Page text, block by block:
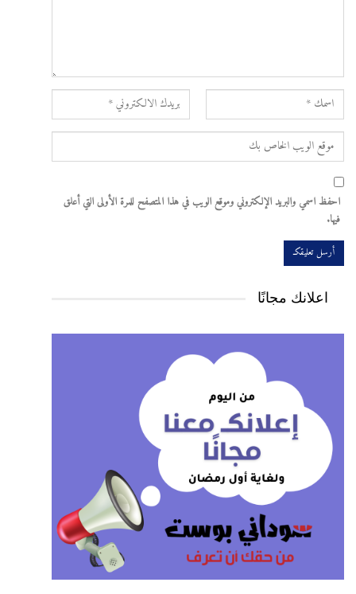
احفظ اسمي والبريد الإلكتروني وموقع الويب في هذا المتصفح للمرة الأولى التي أعلق
فيها.
اعلانك مجانًا